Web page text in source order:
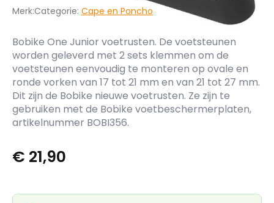
Merk:Categorie: Cape en Poncho
Bobike One Junior voetrusten. De voetsteunen
worden geleverd met 2 sets klemmen om de
voetsteunen eenvoudig te monteren op ovale en
ronde vorken van 17 tot 21 mm en van 21 tot 27 mm.
Dit zijn de Bobike nieuwe voetrusten. Ze zijn te
gebruiken met de Bobike voetbeschermerplaten,
artikelnummer BOBI356.
€ 21,90